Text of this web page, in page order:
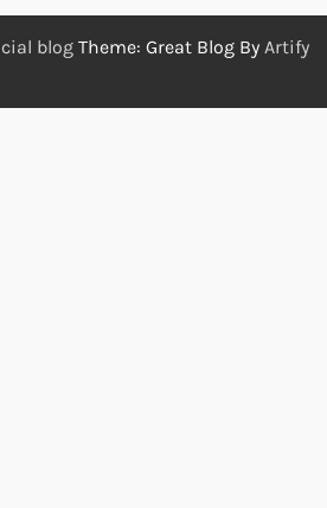
blog Theme: Great Blog By Artify